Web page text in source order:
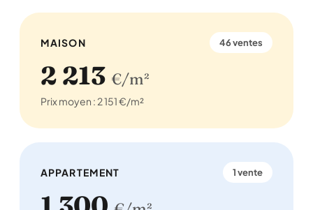
MAISON 46 ventes
2 213 €/m²
Prix moyen : 2 151 €/m²
APPARTEMENT 1 vente